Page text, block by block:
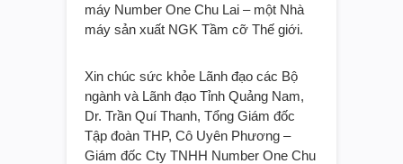
máy Number One Chu Lai – một Nhà
máy sản xuất NGK Tầm cỡ Thế giới.
Xin chúc sức khỏe Lãnh đạo các Bộ
ngành và Lãnh đạo Tỉnh Quảng Nam,
Dr. Trần Quí Thanh, Tổng Giám đốc
Tập đoàn THP, Cô Uyên Phương –
Giám đốc Cty TNHH Number One Chu